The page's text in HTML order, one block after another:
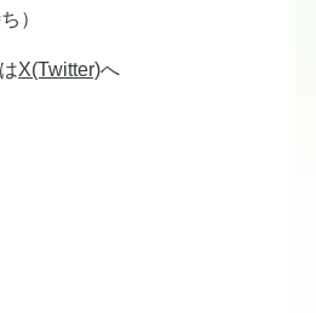
）
X(Twitter)へ